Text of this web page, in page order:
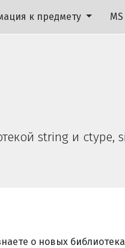
к предмету
string и ctype,
о новых